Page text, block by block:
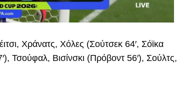
Χράνατς, Χόλες (Σούτσεκ 64′, Σόϊκα
Τσούφαλ, Βισίνσκι (Πρόβοντ 56′), Σούλτς,